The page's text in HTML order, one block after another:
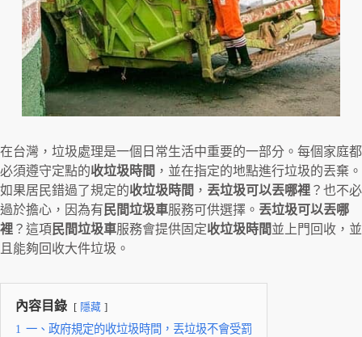
在台灣，垃圾處理是一個日常生活中重要的一部分。每個家庭都
必須遵守定點的收垃圾時間 ，並在指定的地點進行垃圾的丟棄。
如果居民錯過了規定的收垃圾時間 ， 丟垃圾可以丟哪裡 ？也不必
過於擔心，因為有 民間垃圾車服務可供選擇。 丟垃圾可以丟哪
裡 ？這項 民間垃圾車服務會提供固定收垃圾時間並上門回收，並
且能夠回收大件垃圾。
內容目錄 隱藏
1 一、政府規定的收垃圾時間，丟垃圾不會受罰